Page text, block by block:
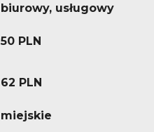
biurowy, usługowy
50 PLN
62 PLN
miejskie